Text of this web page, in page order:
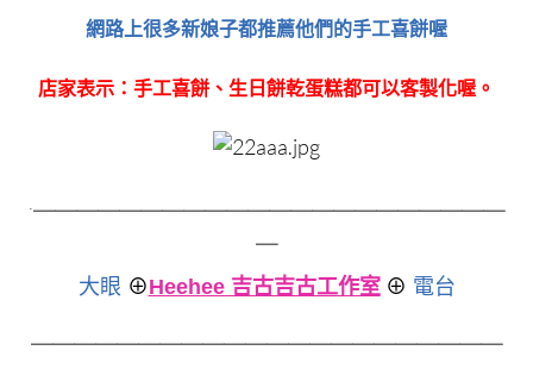
網路上很多新娘子都推薦他們的手工喜餅喔
店家表示：手工喜餅、生日餅乾蛋糕都可以客製化喔。
.
大眼 ⊕Heehee 吉古吉古工作室 ⊕ 電台